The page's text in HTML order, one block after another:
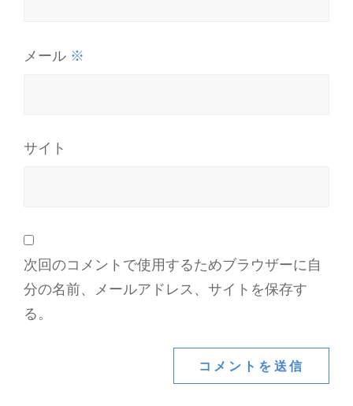
メール ※
サイト
次回のコメントで使用するためブラウザーに自
分の名前、メールアドレス、サイトを保存す
る。